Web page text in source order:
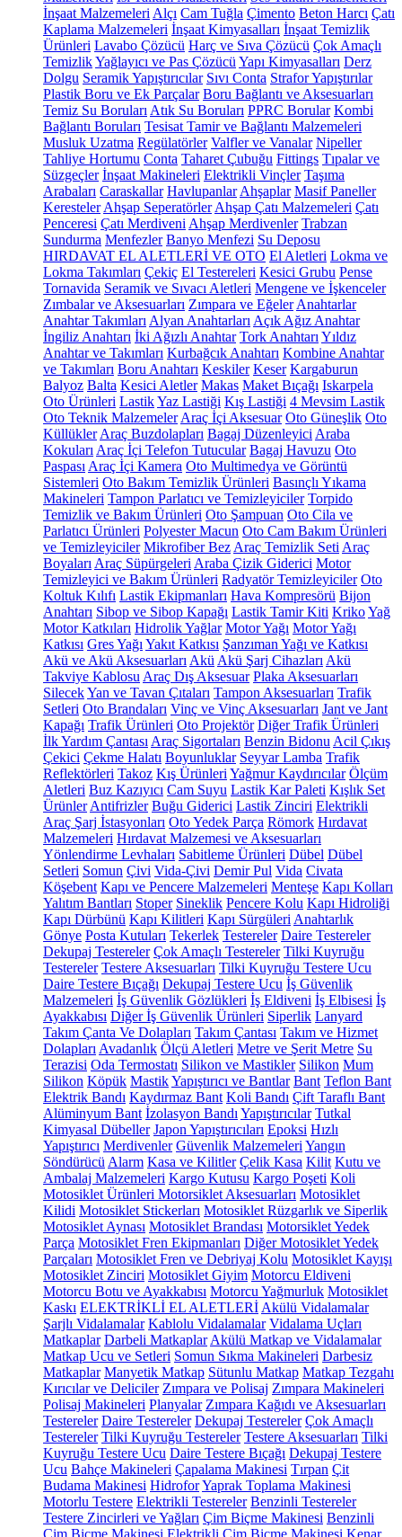
İnşaat Malzemeleri Alçı Cam Tuğla Çimento Beton Harcı Çatı
Kaplama Malzemeleri İnşaat Kimyasalları İnşaat Temizlik
Ürünleri Lavabo Çözücü Harç ve Sıva Çözücü Çok Amaçlı
TemizlikYağlayıcı ve Pas Çözücü Yapı Kimyasalları Derz
Dolgu Seramik Yapıştırıcılar Sıvı Conta Strafor Yapıştırılar
Plastik Boru ve Ek Parçalar Boru Bağlantı ve Aksesuarları
Temiz Su Boruları Atık Su Boruları PPRC Borular Kombi
Bağlantı Boruları Tesisat Tamir ve Bağlantı Malzemeleri
Musluk Uzatma Regülatörler Valfler ve Vanalar Nipeller
Tahliye Hortumu Conta Taharet Çubuğu Fittings Tıpalar ve
Süzgeçler İnşaat Makineleri Elektrikli Vinçler Taşıma
Arabaları Caraskallar Havlupanlar Ahşaplar Masif Paneller
Keresteler Ahşap Seperatörler Ahşap Çatı Malzemeleri Çatı
Penceresi Çatı Merdiveni Ahşap Merdivenler Trabzan
Sundurma Menfezler Banyo Menfezi Su Deposu
HIRDAVAT EL ALETLERİ VE OTO El Aletleri Lokma ve
Lokma Takımları Çekiç El Testereleri Kesici Grubu Pense
Tornavida Seramik ve Sıvacı Aletleri Mengene ve İşkenceler
Zımbalar ve Aksesuarları Zımpara ve Eğeler Anahtarlar
Anahtar Takımları Alyan Anahtarları Açık Ağız Anahtar
İngiliz Anahtarı İki Ağızlı Anahtar Tork Anahtarı Yıldız
Anahtar ve Takımları Kurbağcık Anahtarı Kombine Anahtar
ve Takımları Boru Anahtarı Keskiler Keser Kargaburun
Balyoz Balta Kesici Aletler Makas Maket Bıçağı Iskarpela
Oto Ürünleri LastikYaz Lastiği Kış Lastiği 4 Mevsim Lastik
Oto Teknik Malzemeler Araç İçi Aksesuar Oto Güneşlik Oto
Küllükler Araç Buzdolapları Bagaj Düzenleyici Araba
Kokuları Araç İçi Telefon Tutucular Bagaj Havuzu Oto
Paspası Araç İçi Kamera Oto Multimedya ve Görüntü
Sistemleri Oto Bakım Temizlik Ürünleri Basınçlı Yıkama
Makineleri Tampon Parlatıcı ve Temizleyiciler Torpido
Temizlik ve Bakım Ürünleri Oto Şampuan Oto Cila ve
Parlatıcı Ürünleri Polyester Macun Oto Cam Bakım Ürünleri
ve Temizleyiciler Mikrofiber Bez Araç Temizlik Seti Araç
Boyaları Araç Süpürgeleri Araba Çizik Giderici Motor
Temizleyici ve Bakım Ürünleri Radyatör Temizleyiciler Oto
Koltuk Kılıfı Lastik Ekipmanları Hava Kompresörü Bijon
Anahtarı Sibop ve Sibop Kapağı Lastik Tamir Kiti KrikoYağ
Motor Katkıları Hidrolik Yağlar Motor Yağı Motor Yağı
Katkısı Gres Yağı Yakıt Katkısı Şanzıman Yağı ve Katkısı
Akü ve Akü Aksesuarları Akü Akü Şarj Cihazları Akü
Takviye Kablosu Araç Dış Aksesuar Plaka Aksesuarları
SilecekYan ve Tavan Çıtaları Tampon Aksesuarları Trafik
Setleri Oto Brandaları Vinç ve Vinç Aksesuarları Jant ve Jant
Kapağı Trafik Ürünleri Oto Projektör Diğer Trafik Ürünleri
İlk Yardım Çantası Araç Sigortaları Benzin Bidonu Acil Çıkış
Çekici Çekme Halatı Boyunluklar Seyyar Lamba Trafik
Reflektörleri Takoz Kış Ürünleri Yağmur Kaydırıcılar Ölçüm
Aletleri Buz Kazıyıcı Cam Suyu Lastik Kar Paleti Kışlık Set
Ürünler Antifrizler Buğu Giderici Lastik Zinciri Elektrikli
Araç Şarj İstasyonları Oto Yedek Parça Römork Hırdavat
Malzemeleri Hırdavat Malzemesi ve Aksesuarları
Yönlendirme Levhaları Sabitleme Ürünleri Dübel Dübel
Setleri Somun Çivi Vida-Çivi Demir Pul Vida Civata
Köşebent Kapı ve Pencere Malzemeleri Menteşe Kapı Kolları
Yalıtım Bantları Stoper Sineklik Pencere Kolu Kapı Hidroliği
Kapı Dürbünü Kapı Kilitleri Kapı Sürgüleri Anahtarlık
Gönye Posta Kutuları Tekerlek Testereler Daire Testereler
Dekupaj Testereler Çok Amaçlı Testereler Tilki Kuyruğu
Testereler Testere Aksesuarları Tilki Kuyruğu Testere Ucu
Daire Testere Bıçağı Dekupaj Testere Ucu İş Güvenlik
Malzemeleri İş Güvenlik Gözlükleri İş Eldiveni İş Elbisesi İş
Ayakkabısı Diğer İş Güvenlik Ürünleri Siperlik Lanyard
Takım Çanta Ve Dolapları Takım Çantası Takım ve Hizmet
Dolapları Avadanlık Ölçü Aletleri Metre ve Şerit Metre Su
Terazisi Oda Termostatı Silikon ve Mastikler Silikon Mum
Silikon Köpük MastikYapıştırıcı ve Bantlar Bant Teflon Bant
Elektrik Bandı Kaydırmaz Bant Koli Bandı Çift Taraflı Bant
Alüminyum Bant İzolasyon Bandı Yapıştırıcılar Tutkal
Kimyasal Dübeller Japon Yapıştırıcıları Epoksi Hızlı
Yapıştırıcı Merdivenler Güvenlik Malzemeleri Yangın
Söndürücü Alarm Kasa ve Kilitler Çelik Kasa Kilit Kutu ve
Ambalaj Malzemeleri Kargo Kutusu Kargo Poşeti Koli
Motosiklet Ürünleri Motorsiklet Aksesuarları Motosiklet
Kilidi Motosiklet Stickerları Motosiklet Rüzgarlık ve Siperlik
Motosiklet Aynası Motosiklet Brandası Motorsiklet Yedek
Parça Motosiklet Fren Ekipmanları Diğer Motosiklet Yedek
Parçaları Motosiklet Fren ve Debriyaj Kolu Motosiklet Kayışı
Motosiklet Zinciri Motosiklet Giyim Motorcu Eldiveni
Motorcu Botu ve Ayakkabısı Motorcu Yağmurluk Motosiklet
Kaskı ELEKTRİKLİ EL ALETLERİ Akülü Vidalamalar
Şarjlı Vidalamalar Kablolu Vidalamalar Vidalama Uçları
Matkaplar Darbeli Matkaplar Akülü Matkap ve Vidalamalar
Matkap Ucu ve Setleri Somun Sıkma Makineleri Darbesiz
Matkaplar Manyetik Matkap Sütunlu Matkap Matkap Tezgahı
Kırıcılar ve Deliciler Zımpara ve Polisaj Zımpara Makineleri
Polisaj Makineleri Planyalar Zımpara Kağıdı ve Aksesuarları
Testereler Daire Testereler Dekupaj Testereler Çok Amaçlı
Testereler Tilki Kuyruğu Testereler Testere Aksesuarları Tilki
Kuyruğu Testere Ucu Daire Testere Bıçağı Dekupaj Testere
Ucu Bahçe Makineleri Çapalama Makinesi Tırpan Çit
Budama Makinesi HidroforYaprak Toplama Makinesi
Motorlu Testere Elektrikli Testereler Benzinli Testereler
Testere Zincirleri ve Yağları Çim Biçme Makinesi Benzinli
Çim Biçme Makinesi Elektrikli Çim Biçme Makinesi Kenar